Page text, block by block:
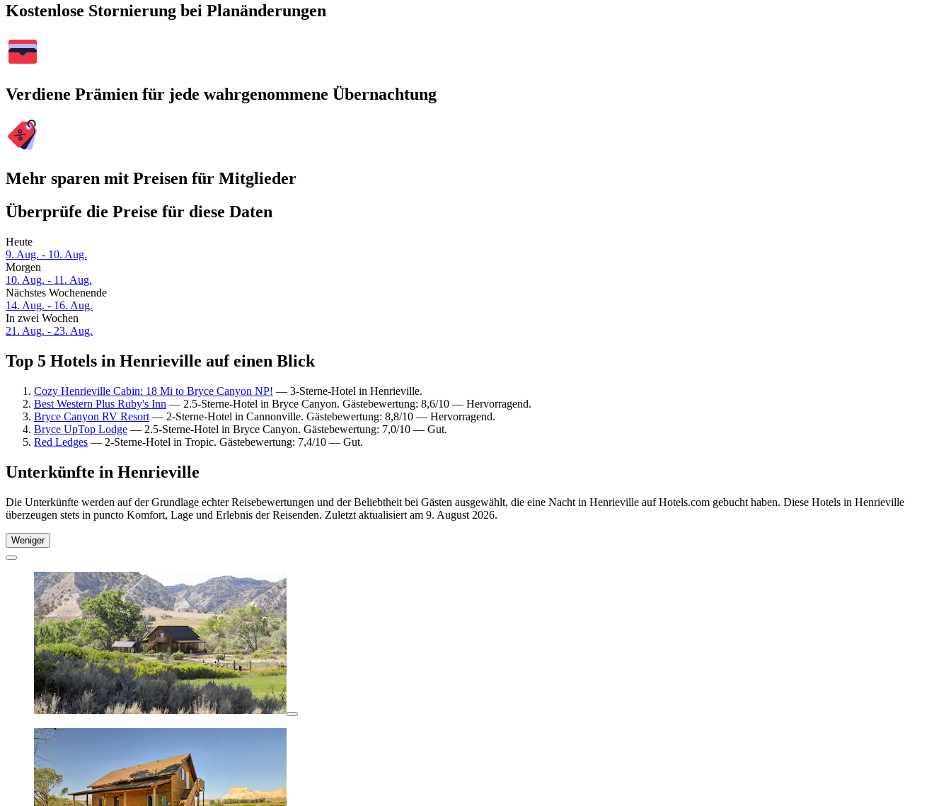
Kostenlose Stornierung bei Planänderungen
Verdiene Prämien für jede wahrgenommene Übernachtung
Mehr sparen mit Preisen für Mitglieder
Überprüfe die Preise für diese Daten
Heute
9. Aug. - 10. Aug.
Morgen
10. Aug. - 11. Aug.
Nächstes Wochenende
14. Aug. - 16. Aug.
In zwei Wochen
21. Aug. - 23. Aug.
Top 5 Hotels in Henrieville auf einen Blick
Cozy Henrieville Cabin: 18 Mi to Bryce Canyon NP! — 3-Sterne-Hotel in Henrieville.
Best Western Plus Ruby's Inn — 2.5-Sterne-Hotel in Bryce Canyon. Gästebewertung: 8,6/10 — Hervorragend.
Bryce Canyon RV Resort — 2-Sterne-Hotel in Cannonville. Gästebewertung: 8,8/10 — Hervorragend.
Bryce UpTop Lodge — 2.5-Sterne-Hotel in Bryce Canyon. Gästebewertung: 7,0/10 — Gut.
Red Ledges — 2-Sterne-Hotel in Tropic. Gästebewertung: 7,4/10 — Gut.
Unterkünfte in Henrieville
Die Unterkünfte werden auf der Grundlage echter Reisebewertungen und der Beliebtheit bei Gästen ausgewählt, die eine Nacht in Henrieville auf Hotels.com gebucht haben. Diese Hotels in Henrieville
überzeugen stets in puncto Komfort, Lage und Erlebnis der Reisenden. Zuletzt aktualisiert am 9. August 2026.
Weniger